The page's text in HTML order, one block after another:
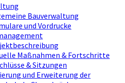
Bauverwaltung
und Vordrucke
Maßnahmen & Fortschritte
& Sitzungen
und Erweiterung der